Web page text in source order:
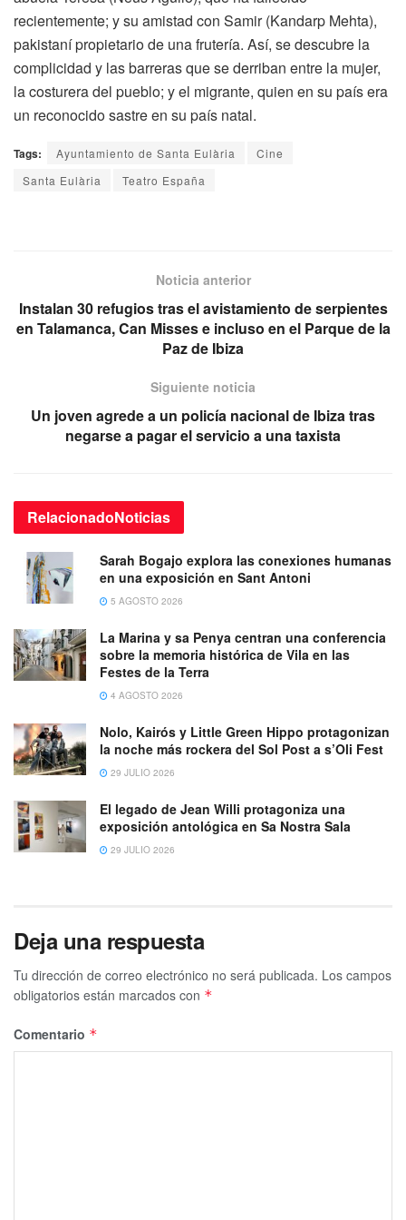
recientemente; y su amistad con Samir (Kandarp Mehta),
pakistaní propietario de una frutería. Así, se descubre la
complicidad y las barreras que se derriban entre la mujer,
la costurera del pueblo; y el migrante, quien en su país era
un reconocido sastre en su país natal.
Tags: Ayuntamiento de Santa Eulària
Cine
Santa Eulària
Teatro España
Noticia anterior
Instalan 30 refugios tras el avistamiento de serpientes
en Talamanca, Can Misses e incluso en el Parque de la
Paz de Ibiza
Siguiente noticia
Un joven agrede a un policía nacional de Ibiza tras
negarse a pagar el servicio a una taxista
RelacionadoNoticias
Sarah Bogajo explora las conexiones humanas
en una exposición en Sant Antoni
5 AGOSTO 2026
La Marina y sa Penya centran una conferencia
sobre la memoria histórica de Vila en las
Festes de la Terra
4 AGOSTO 2026
Nolo, Kairós y Little Green Hippo protagonizan
la noche más rockera del Sol Post a s’Oli Fest
29 JULIO 2026
El legado de Jean Willi protagoniza una
exposición antológica en Sa Nostra Sala
29 JULIO 2026
Deja una respuesta
Tu dirección de correo electrónico no será publicada. Los campos
obligatorios están marcados con *
Comentario *